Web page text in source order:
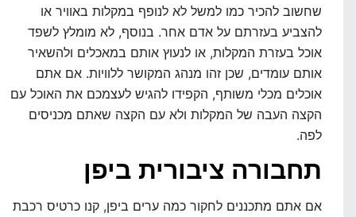
שחשוב להכיר כמו למשל לא לנופף במקלות באוויר או
להצביע בעזרתם על אדם אחר. בנוסף, לא מומלץ לשפד
אוכל בעזרת המקלות, או לנעוץ אותם במאכלים ולהשאיר
אותם עומדים, שכן זהו מנהג המקושר ללוויות. אם אתם
אוכלים מכלי משותף, הקפידו להגיש לעצמכם את האוכל עם
הקצה העבה של המקלות ולא עם הקצה שאתם מכניסים
לפה.
תחבורה ציבורית ביפן
אם אתם מתכננים לחקור כמה ערים ביפן, קנו כרטיס רכבת